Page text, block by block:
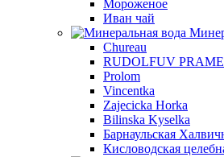
Мороженое
Иван чай
Chureau
RUDOLFUV
Prolom
Vincentka
Zajecicka Horka
Bilinska Kyselka
Барнаульская
Кисловодская